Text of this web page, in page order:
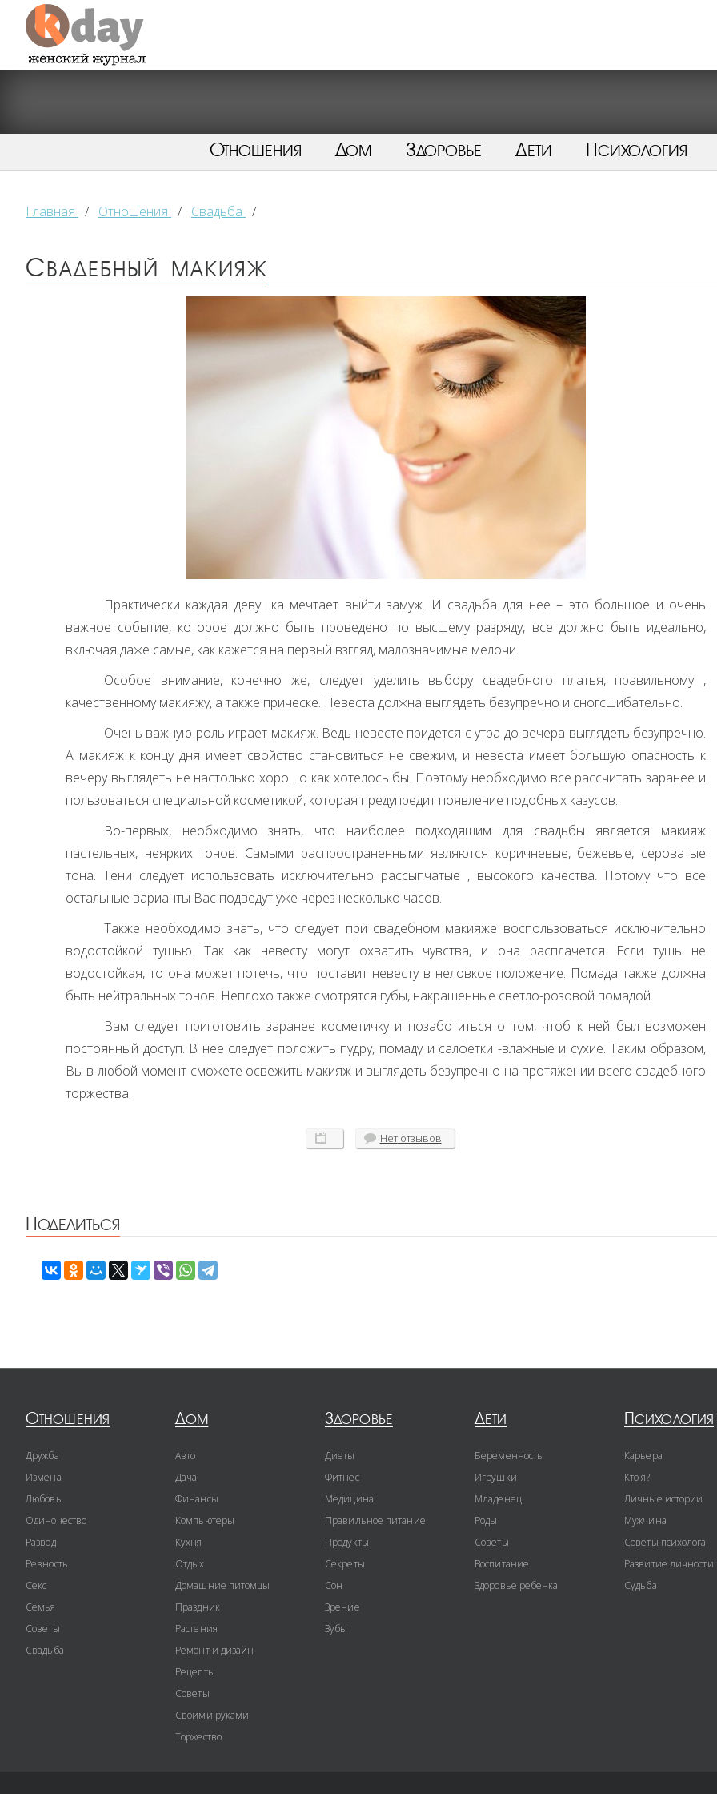
Отношения Дом Здоровье Дети Психология
Главная / Отношения / Свадьба /
Свадебный макияж
Практически каждая девушка мечтает выйти замуж. И свадьба для нее – это большое и очень
важное событие, которое должно быть проведено по высшему разряду, все должно быть идеально,
включая даже самые, как кажется на первый взгляд, малозначимые мелочи.
Особое внимание, конечно же, следует уделить выбору свадебного платья, правильному ,
качественному макияжу, а также прическе. Невеста должна выглядеть безупречно и сногсшибательно.
Очень важную роль играет макияж. Ведь невесте придется с утра до вечера выглядеть безупречно.
А макияж к концу дня имеет свойство становиться не свежим, и невеста имеет большую опасность к
вечеру выглядеть не настолько хорошо как хотелось бы. Поэтому необходимо все рассчитать заранее и
пользоваться специальной косметикой, которая предупредит появление подобных казусов.
Во-первых, необходимо знать, что наиболее подходящим для свадьбы является макияж
пастельных, неярких тонов. Самыми распространенными являются коричневые, бежевые, сероватые
тона. Тени следует использовать исключительно рассыпчатые , высокого качества. Потому что все
остальные варианты Вас подведут уже через несколько часов.
Также необходимо знать, что следует при свадебном макияже воспользоваться исключительно
водостойкой тушью. Так как невесту могут охватить чувства, и она расплачется. Если тушь не
водостойкая, то она может потечь, что поставит невесту в неловкое положение. Помада также должна
быть нейтральных тонов. Неплохо также смотрятся губы, накрашенные светло-розовой помадой.
Вам следует приготовить заранее косметичку и позаботиться о том, чтоб к ней был возможен
постоянный доступ. В нее следует положить пудру, помаду и салфетки -влажные и сухие. Таким образом,
Вы в любой момент сможете освежить макияж и выглядеть безупречно на протяжении всего свадебного
торжества.
Нетотзывов
Поделиться
Отношения
Дружба
Измена
Любовь
Одиночество
Развод
Ревность
Секс
Семья
Советы
Свадьба
Дом
Авто
Дача
Финансы
Компьютеры
Кухня
Отдых
Домашние питомцы
Праздник
Растения
Ремонт и дизайн
Рецепты
Советы
Своими руками
Торжество
Здоровье
Диеты
Фитнес
Медицина
Правильное питание
Продукты
Секреты
Сон
Зрение
Зубы
Дети
Беременность
Игрушки
Младенец
Роды
Советы
Воспитание
Здоровье ребенка
Психология
Карьера
Кто я?
Личные истории
Мужчина
Советы психолога
Развитие личности
Судьба